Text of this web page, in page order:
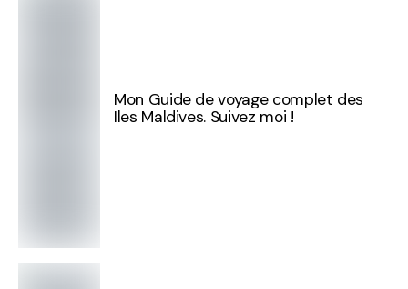
Mon Guide de voyage complet des
Iles Maldives. Suivez moi !